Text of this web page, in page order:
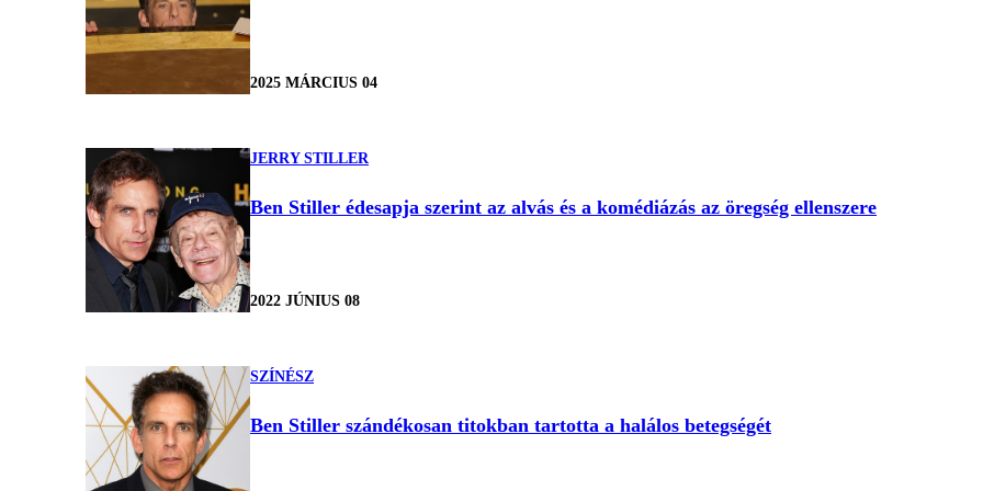
2025 MÁRCIUS 04
JERRY STILLER
Ben Stiller édesapja szerint az alvás és a komédiázás az öregség ellenszere
2022 JÚNIUS 08
SZÍNÉSZ
Ben Stiller szándékosan titokban tartotta a halálos betegségét